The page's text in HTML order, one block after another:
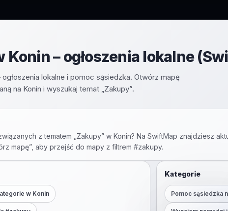
Konin – ogłoszenia lokalne
lokalne i pomoc sąsiedzka. Otwórz mapę
na Konin i wyszukaj temat „Zakupy”.
z tematem „ Zakupy” w Konin? Na SwiftMap znajdziesz
mapę”, aby przejść do mapy z filtrem #zakupy.
w Konin
Kategorie
Pomoc sąsiedzka